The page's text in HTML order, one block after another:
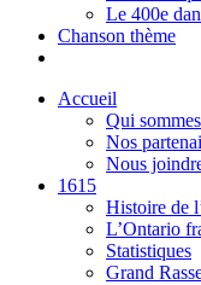
Le 400e
Chanson thème
Accueil
Qui
Nos
Nous
1615
Histoire de
L’Ontario
Statistiques
Grand